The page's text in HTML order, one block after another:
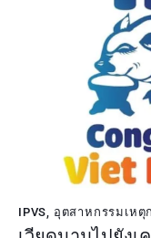
IPVS อุตสาหกรรมเหตุ